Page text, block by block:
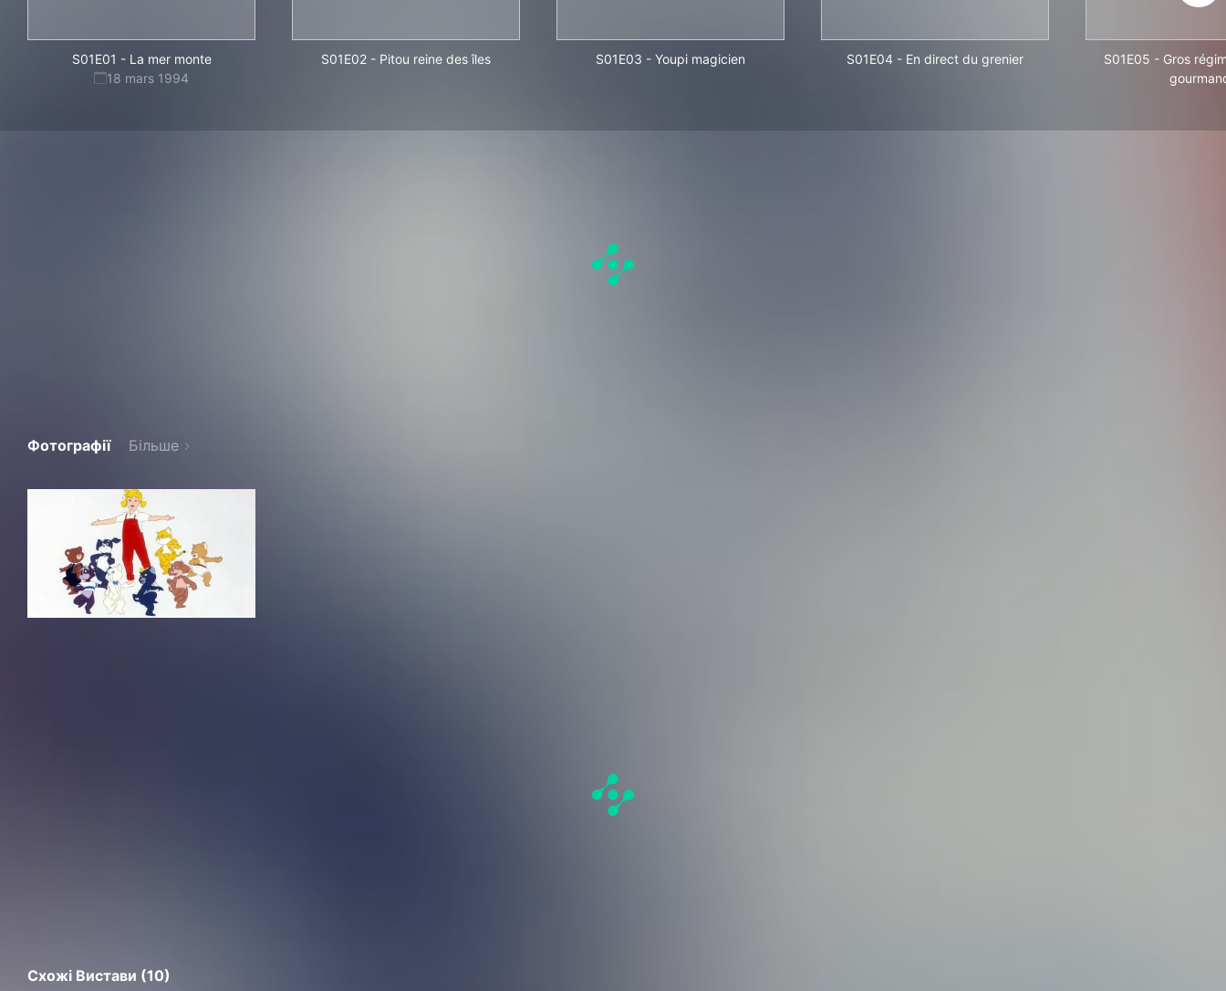
S01E01 - La mer monte
18 mars 1994
S01E02 - Pitou reine des îles S01E03 - Youpi magicien S01E04 - En direct du grenier S01E05 - Gros
Фотографії Більше
Схожі Вистави (10)